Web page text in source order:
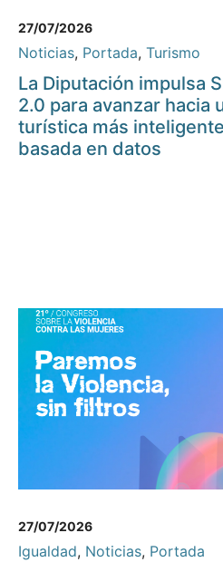
27/07/2026
Noticias, Portada, Turismo
La Diputación impulsa
2.0 para avanzar hacia
turística más
basada en datos
27/07/2026
Igualdad, Noticias, Portada